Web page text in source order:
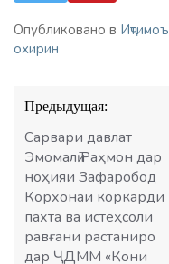
Опубликовано в Иҷтимоъ
охирин
Навигация
по
записям
Предыдущая:
Сарвари давлат
Эмомалӣ Раҳмон дар
ноҳияи Зафаробод
Корхонаи коркарди
пахта ва истеҳсоли
равғани растаниро
дар ҶДММ «Кони